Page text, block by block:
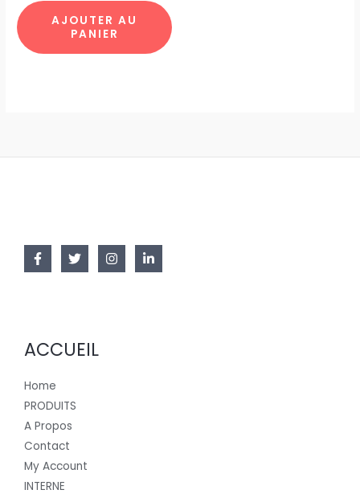
AJOUTER AU
PANIER
ACCUEIL
Home
PRODUITS
A Propos
Contact
My Account
INTERNE